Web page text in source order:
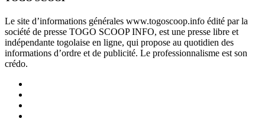
Le site d’informations générales www.togoscoop.info édité par la
société de presse TOGO SCOOP INFO, est une presse libre et
indépendante togolaise en ligne, qui propose au quotidien des
informations d’ordre et de publicité. Le professionnalisme est son
crédo.